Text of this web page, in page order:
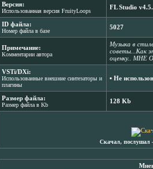
Версия:
Использованная версия FruityLoops
FL Studio
ID файла:
Номер файла в базе
5027
Примечание:
Комментарии автора
Музыка в
советы...Как
оценку..
VSTi/DXi:
Использованные внешние синтезаторы и
плагины
▪ Не
Размер файла:
Размер файла в Kb
128 Kb
Скачал, послушал